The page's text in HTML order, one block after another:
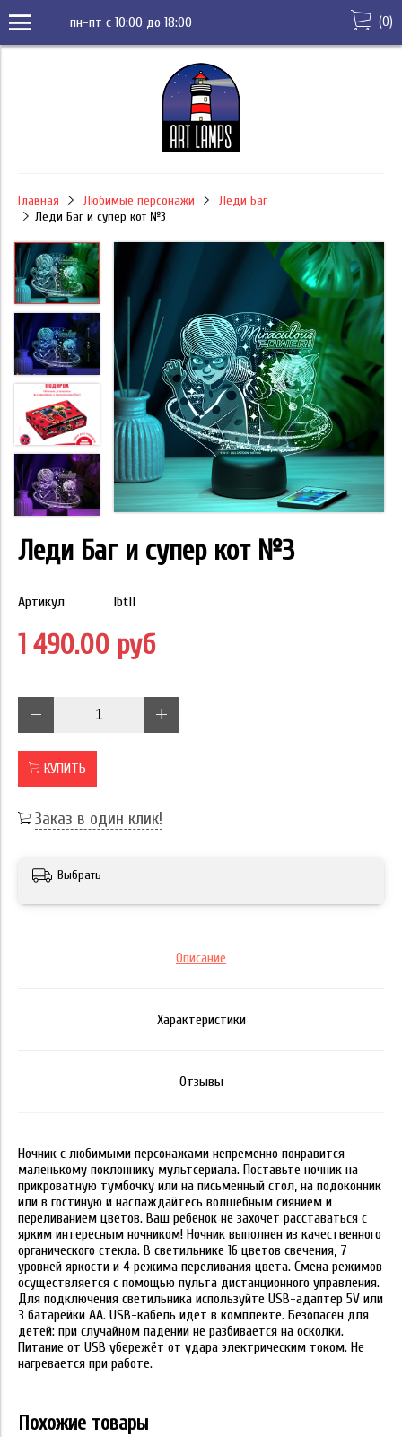
пн-пт с 10:00 до 18:00 (0)
Главная Любимые персонажи
Леди Баг
Леди Баг и супер кот №3
Леди Баг и супер кот №3
Артикул lbt11
1 490.00 руб
КУПИТЬ
Заказ в один клик!
Выбрать
Описание
Характеристики
Отзывы
Ночник с любимыми персонажами непременно понравится
маленькому поклоннику мультсериала. Поставьте ночник на
прикроватную тумбочку или на письменный стол, на подоконник
или в гостиную и наслаждайтесь волшебным сиянием и
переливанием цветов. Ваш ребенок не захочет расставаться с
ярким интересным ночником! Ночник выполнен из качественного
органического стекла. В светильнике 16 цветов свечения, 7
уровней яркости и 4 режима переливания цвета. Смена режимов
осуществляется с помощью пульта дистанционного управления.
Для подключения светильника используйте USB-адаптер 5V или
3 батарейки АА. USB-кабель идет в комплекте. Безопасен для
детей: при случайном падении не разбивается на осколки.
Питание от USB убережёт от удара электрическим током. Не
нагревается при работе.
Похожие товары